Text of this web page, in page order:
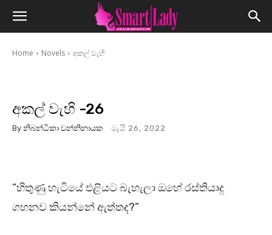
Home Novels අකල් වැහි
අකල් වැහි -26
By නිබන්ධිකා වන්නිනායක මැයි 26, 2022
“හිතුණු හැටියේ එළියට බැහැලා ඔහේ රස්තියාදු
ගහනව කියන්නේ ඇත්තද?”